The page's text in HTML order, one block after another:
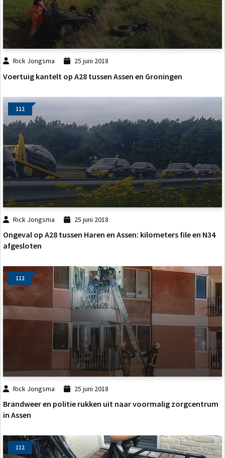
Rick Jongsma 25 juni 2018
Voertuig kantelt op A28 tussen Assen en Groningen
112
Rick Jongsma 25 juni 2018
Ongeval op A28 tussen Haren en Assen: kilometers file en N34
afgesloten
112
Rick Jongsma 25 juni 2018
Brandweer en politie rukken uit naar voormalig zorgcentrum
in Assen
112